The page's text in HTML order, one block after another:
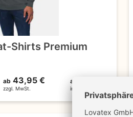
Shirts Premium
ab 43,95 €
zzgl. MwSt.
ab
inkl. MwSt.